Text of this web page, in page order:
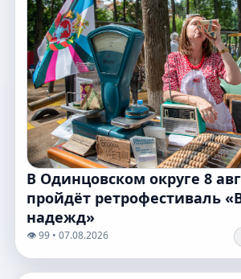
В Одинцовском округе 8
пройдёт ретрофестиваль
надежд»
👁️ 99 • 07.08.2026